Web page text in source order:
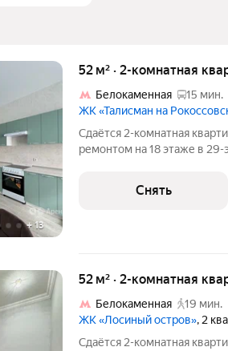
+ 13
52 м² · 2-комнатная
Белокаменная
15 мин.
ЖК «Талисман на
Сдаётся 2-комнатная
ремонтом на 18 этаже в 29-
монолитный,Снять
52 м² · 2-комнатная
Белокаменная
19 мин.
ЖК «Лосиный остров», 2
Сдаётся 2-комнатная